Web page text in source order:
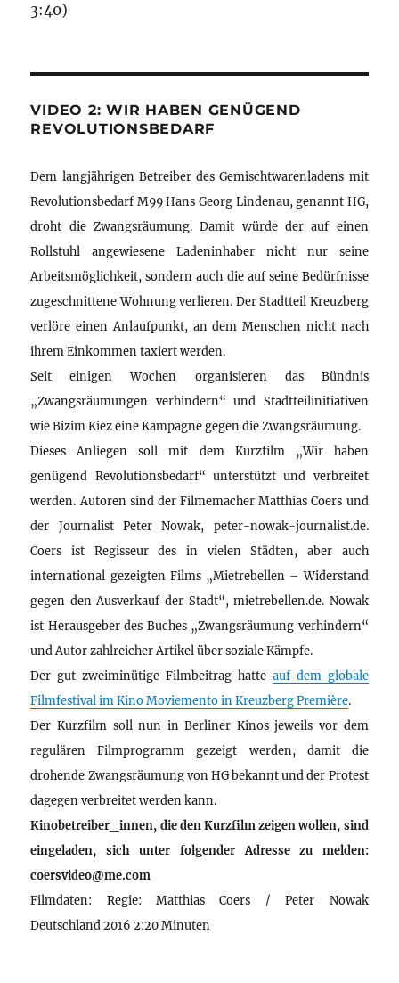
3:40)
VIDEO 2: WIR HABEN GENÜGEND
REVOLUTIONSBEDARF
Dem langjährigen Betreiber des Gemischtwarenladens mit
Revolutionsbedarf M99 Hans Georg Lindenau, genannt HG,
droht die Zwangsräumung. Damit würde der auf einen
Rollstuhl angewiesene Ladeninhaber nicht nur seine
Arbeitsmöglichkeit, sondern auch die auf seine Bedürfnisse
zugeschnittene Wohnung verlieren. Der Stadtteil Kreuzberg
verlöre einen Anlaufpunkt, an dem Menschen nicht nach
ihrem Einkommen taxiert werden.
Seit einigen Wochen organisieren das Bündnis
„Zwangsräumungen verhindern“ und Stadtteilinitiativen
wie Bizim Kiez eine Kampagne gegen die Zwangsräumung.
Dieses Anliegen soll mit dem Kurzfilm „Wir haben
genügend Revolutionsbedarf“ unterstützt und verbreitet
werden. Autoren sind der Filmemacher Matthias Coers und
der Journalist Peter Nowak, peter-nowak-journalist.de.
Coers ist Regisseur des in vielen Städten, aber auch
international gezeigten Films „Mietrebellen – Widerstand
gegen den Ausverkauf der Stadt“, mietrebellen.de. Nowak
ist Herausgeber des Buches „Zwangsräumung verhindern“
und Autor zahlreicher Artikel über soziale Kämpfe.
Der gut zweiminütige Filmbeitrag hatte auf dem globale
Filmfestival im Kino Moviemento in Kreuzberg Première.
Der Kurzfilm soll nun in Berliner Kinos jeweils vor dem
regulären Filmprogramm gezeigt werden, damit die
drohende Zwangsräumung von HG bekannt und der Protest
dagegen verbreitet werden kann.
Kinobetreiber_innen, die den Kurzfilm zeigen wollen, sind
eingeladen, sich unter folgender Adresse zu melden:
coersvideo@me.com
Filmdaten: Regie: Matthias Coers / Peter Nowak
Deutschland 2016 2:20 Minuten